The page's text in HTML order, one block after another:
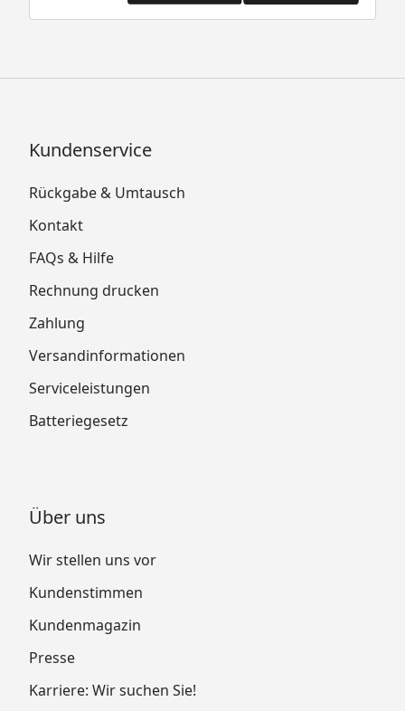
Kundenservice
Rückgabe & Umtausch
Kontakt
FAQs & Hilfe
Rechnung drucken
Zahlung
Versandinformationen
Serviceleistungen
Batteriegesetz
Über uns
Wir stellen uns vor
Kundenstimmen
Kundenmagazin
Presse
Karriere: Wir suchen Sie!